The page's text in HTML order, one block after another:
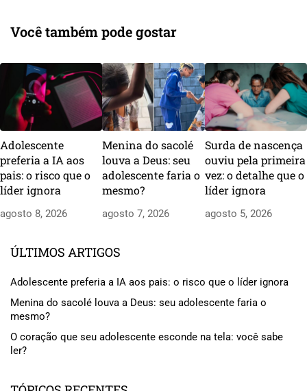
Você também pode gostar
Adolescente
preferia a IA aos
pais: o risco que o
líder ignora
agosto 8, 2026
Menina do sacolé
louva a Deus: seu
adolescente faria o
mesmo?
agosto 7, 2026
Surda de nascença
ouviu pela primeira
vez: o detalhe que o
líder ignora
agosto 5, 2026
ÚLTIMOS ARTIGOS
Adolescente preferia a IA aos pais: o risco que o líder ignora
Menina do sacolé louva a Deus: seu adolescente faria o
mesmo?
O coração que seu adolescente esconde na tela: você sabe
ler?